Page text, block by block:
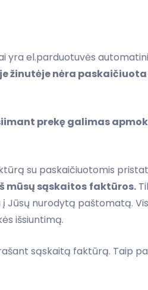
yra el.parduotuvės
žinutėje nėra
prekę galimas
su paskaičiuotomis
mūsų sąskaitos faktūros.
Jūsų nurodytą paštomatą.
išsiuntimą.
sąskaitą faktūrą. Taip